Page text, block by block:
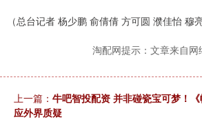
（总台记者 杨少鹏 俞倩倩 方可圆 濮佳怡 穆亮
淘配网提示：文章来自网
上一篇： 牛吧智投配资 并非碰瓷宝可梦！
应外界质疑